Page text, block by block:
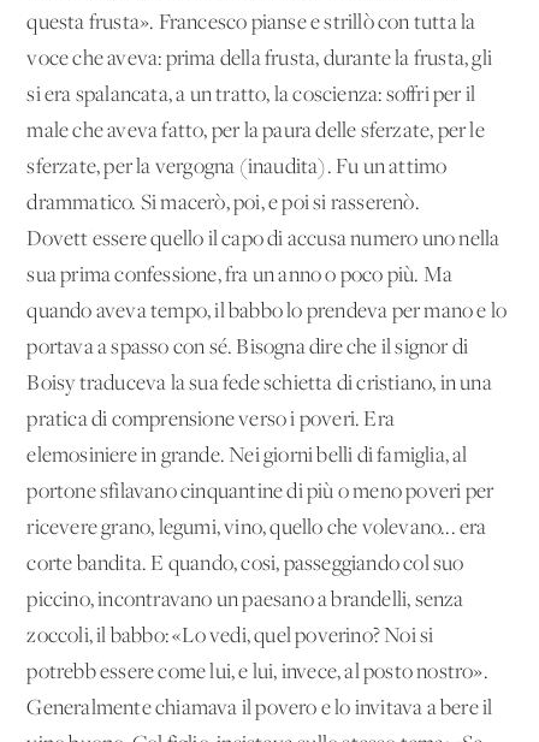
questa frusta». Francesco pianse e strillò con tutta la
voce che aveva: prima della frusta, durante la frusta, gli
si era spalancata, a un tratto, la coscienza: soffri per il
male che aveva fatto, per la paura delle sferzate, per le
sferzate, per la vergogna (inaudita). Fu un attimo
drammatico. Si macerò, poi, e poi si rasserenò.
Dovett'essere quello il capo di accusa numero uno nella
sua prima confessione, fra un anno o poco più. Ma
quando aveva tempo, il babbo lo prendeva per mano e lo
portava a spasso con sé. Bisogna dire che il signor di
Boisy traduceva la sua fede schietta di cristiano, in una
pratica di comprensione verso i poveri. Era
elemosiniere in grande. Nei giorni belli di famiglia, al
portone sfilavano cinquantine di più o meno poveri per
ricevere grano, legumi, vino, quello che volevano... era
corte bandita. E quando, cosi, passeggiando col suo
piccino, incontravano un paesano a brandelli, senza
zoccoli, il babbo: «Lo vedi, quel poverino? Noi si
potrebb'essere come lui, e lui, invece, al posto nostro».
Generalmente chiamava il povero e lo invitava a bere il